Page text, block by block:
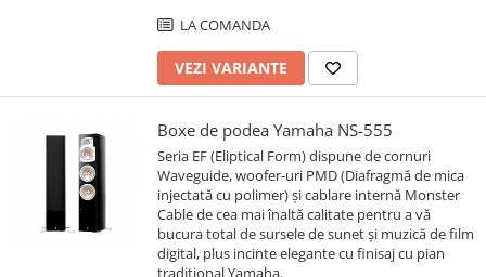
LA COMANDA
VEZI VARIANTE
Boxe de podea Yamaha NS-555
Seria EF (Eliptical Form) dispune de cornuri
Waveguide, woofer-uri PMD (Diafragmă de mica
injectată cu polimer) și cablare internă Monster
Cable de cea mai înaltă calitate pentru a vă
bucura total de sursele de sunet și muzică de film
digital, plus incinte elegante cu finisaj cu pian
tradițional Yamaha.